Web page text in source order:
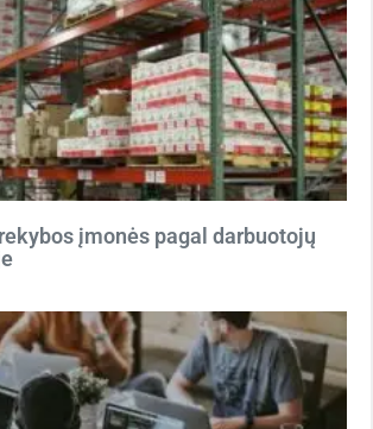
įmonės pagal darbuotojų